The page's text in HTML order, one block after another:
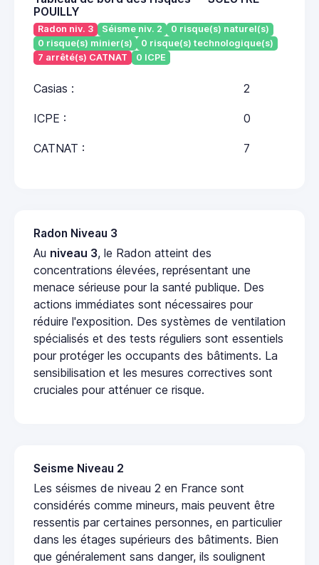
POUILLY
Radon niv. 3 Séisme niv. 2
0 risque(s) naturel(s)
0 risque(s) minier(s)
0 risque(s) technologique(s)
7 arrêté(s) CATNAT
0 ICPE
Casias : 2
ICPE : 0
CATNAT : 7
Radon Niveau 3
Au niveau 3, le Radon atteint des
concentrations élevées, représentant une
menace sérieuse pour la santé publique. Des
actions immédiates sont nécessaires pour
réduire l'exposition. Des systèmes de ventilation
spécialisés et des tests réguliers sont essentiels
pour protéger les occupants des bâtiments. La
sensibilisation et les mesures correctives sont
cruciales pour atténuer ce risque.
Seisme Niveau 2
Les séismes de niveau 2 en France sont
considérés comme mineurs, mais peuvent être
ressentis par certaines personnes, en particulier
dans les étages supérieurs des bâtiments. Bien
que généralement sans danger, ils soulignent